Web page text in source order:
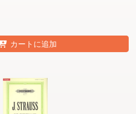
カートに追加